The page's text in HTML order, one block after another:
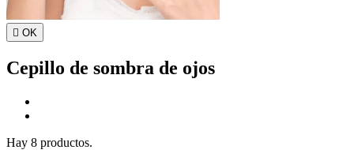
 OK
Cepillo de sombra de ojos
Hay 8 productos.